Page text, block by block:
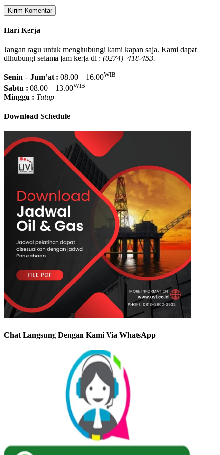
Hari Kerja
Jangan ragu untuk menghubungi kami kapan saja. Kami dapat
dihubungi selama jam kerja di : (0274) 418-453.
Senin – Jum’at : 08.00 – 16.00WIB
Sabtu : 08.00 – 13.00WIB
Minggu : Tutup
Download Schedule
Chat Langsung Dengan Kami Via WhatsApp